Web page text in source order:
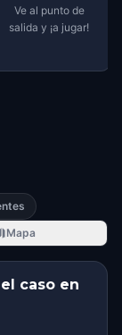
Ve al punto de
salida y ¡a jugar!
Mapa
caso en